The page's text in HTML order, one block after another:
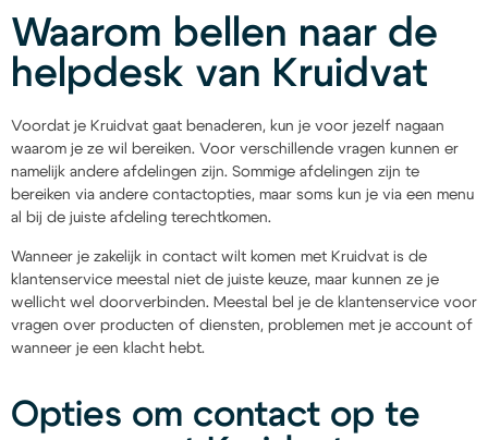
Waarom bellen naar de
helpdesk van Kruidvat
Voordat je Kruidvat gaat benaderen, kun je voor jezelf nagaan
waarom je ze wil bereiken. Voor verschillende vragen kunnen er
namelijk andere afdelingen zijn. Sommige afdelingen zijn te
bereiken via andere contactopties, maar soms kun je via een menu
al bij de juiste afdeling terechtkomen.
Wanneer je zakelijk in contact wilt komen met Kruidvat is de
klantenservice meestal niet de juiste keuze, maar kunnen ze je
wellicht wel doorverbinden. Meestal bel je de klantenservice voor
vragen over producten of diensten, problemen met je account of
wanneer je een klacht hebt.
Opties om contact op te